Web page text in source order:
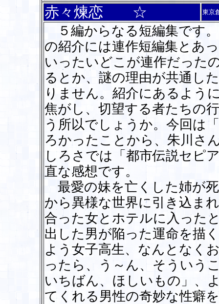
赤々煉恋 ☆ 東京
５編からなる短編集です
の紹介には連作短編集とあ
いったいどこが連作だった
るとか、謎の理由が共通し
りません。紹介にあるよう
焦がし、切望する者たちの
う所以でしょうか。今回は
ろかったことから、朱川さ
しろさでは「都市伝説セピ
直な感想です。
最愛の妹を亡くした姉が
から異様な世界に引き込ま
合った女とホテルに入った
出した男が陥った運命を描
よう女子高生、なんとなく
ったら、う～ん、そういう
いちばん、ほしいもの」、
てくれる男性の奇妙な性癖